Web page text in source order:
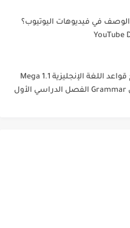
في فيديوهات اليوتيوب؟
YouTube
أول ثانوي | شرح قواعد اللغة الإنجليزية 1.1 Mega